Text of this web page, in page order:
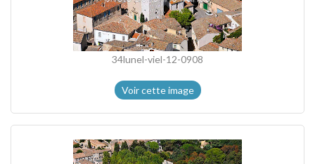
34lunel-viel-12-0908
Voir cette image